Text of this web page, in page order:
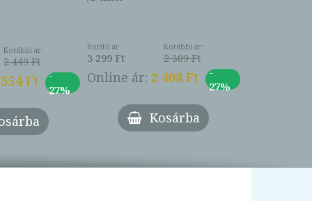
Korábbi ár:
2 449 Ft
Ft
-
27%
Borító ár:
3 299 Ft
Korábbi ár:
2 309 Ft
Online ár: 2 408 Ft
-
27%
Kosárba